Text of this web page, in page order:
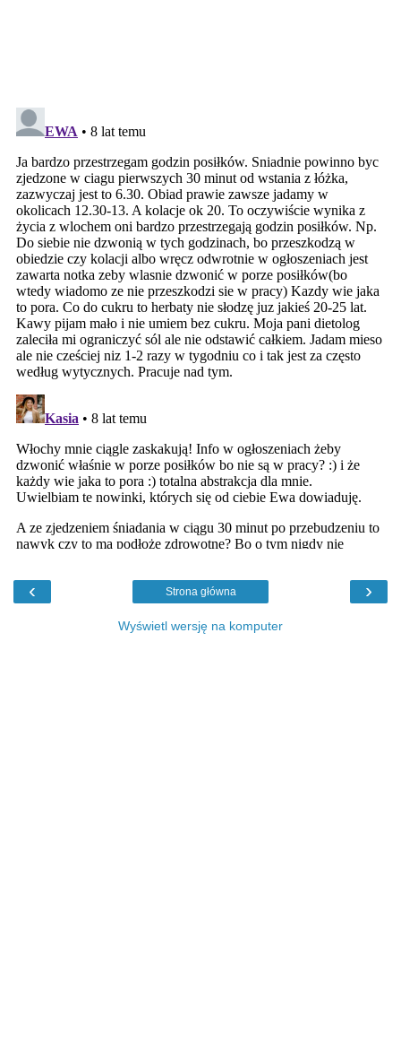
‹ ›
Strona główna
Wyświetl wersję na komputer